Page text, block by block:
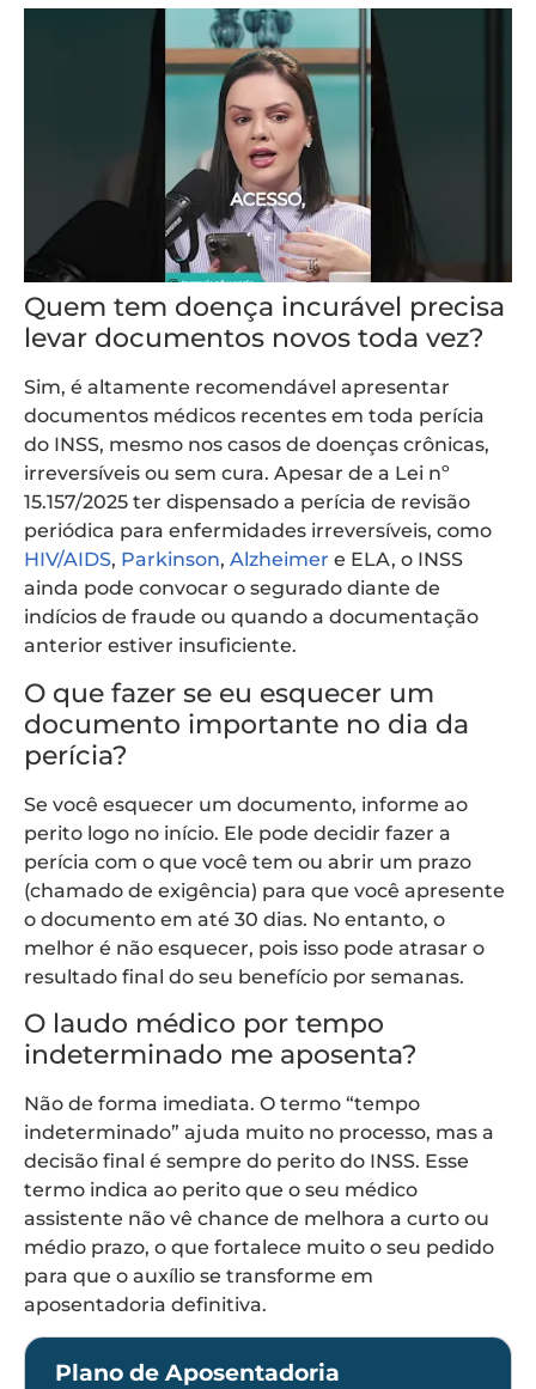
Quem tem doença incurável precisa
levar documentos novos toda vez?
Sim, é altamente recomendável apresentar
documentos médicos recentes em toda perícia
do INSS, mesmo nos casos de doenças crônicas,
irreversíveis ou sem cura. Apesar de a Lei nº
15.157/2025 ter dispensado a perícia de revisão
periódica para enfermidades irreversíveis, como
HIV/AIDS, Parkinson, Alzheimer e ELA, o INSS
ainda pode convocar o segurado diante de
indícios de fraude ou quando a documentação
anterior estiver insuficiente.
O que fazer se eu esquecer um
documento importante no dia da
perícia?
Se você esquecer um documento, informe ao
perito logo no início. Ele pode decidir fazer a
perícia com o que você tem ou abrir um prazo
(chamado de exigência) para que você apresente
o documento em até 30 dias. No entanto, o
melhor é não esquecer, pois isso pode atrasar o
resultado final do seu benefício por semanas.
O laudo médico por tempo
indeterminado me aposenta?
Não de forma imediata. O termo “tempo
indeterminado” ajuda muito no processo, mas a
decisão final é sempre do perito do INSS. Esse
termo indica ao perito que o seu médico
assistente não vê chance de melhora a curto ou
médio prazo, o que fortalece muito o seu pedido
para que o auxílio se transforme em
aposentadoria definitiva.
Plano de Aposentadoria